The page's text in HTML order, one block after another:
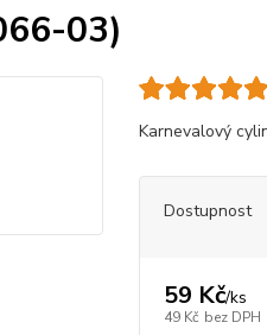
03)
Karnevalový
Dostupnost
59 Kč/ks
49 Kč bez DPH